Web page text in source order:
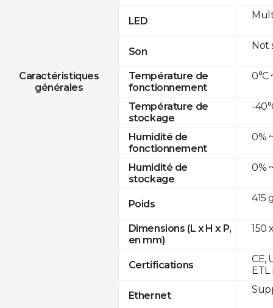
Caractéristiques
générales
LED
Son
Température de
fonctionnement
Température de
stockage
Humidité de
fonctionnement
Humidité de
stockage
Poids
Dimensions (L x H x P,
en mm)
Certifications
Ethernet
Not
0°C
-
0%
0%
415
150
CE,
ETL